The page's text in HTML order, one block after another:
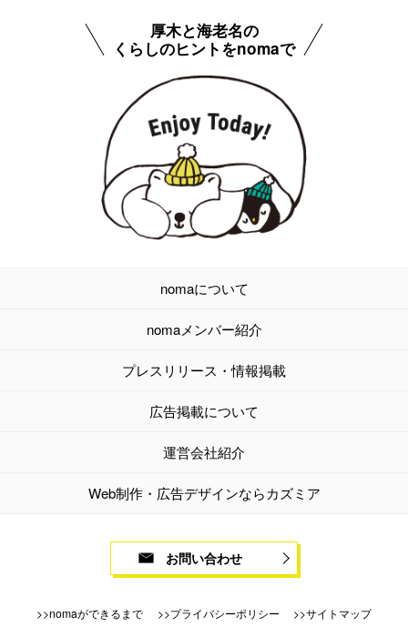
厚木と海老名の
くらしのヒントをnomaで
nomaについて
nomaメンバー紹介
プレスリリース・情報掲載
広告掲載について
運営会社紹介
Web制作・広告デザインならカズミア
お問い合わせ
nomaができるまで プライバシーポリシー サイトマップ